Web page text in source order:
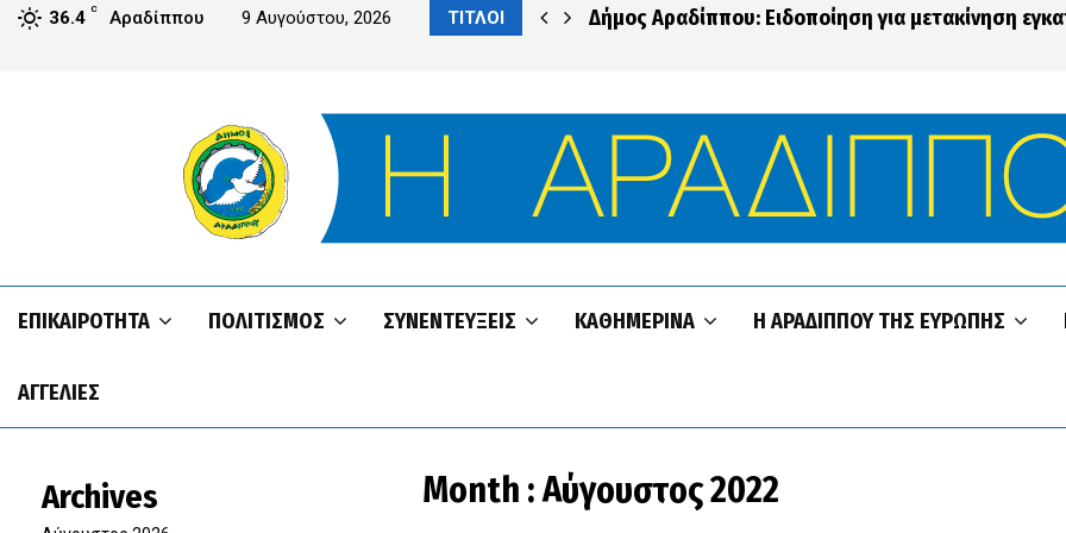
36.4 C Αραδίππου 9 Αυγούστου, 2026 ΤΙΤΛΟΙ
από το IPS του Πανεπιστημίου UCLan Cyprus Δήμος Αραδίππου: Ειδοποίηση για μετακίνηση
ΕΠΙΚΑΙΡΌΤΗΤΑ ΠΟΛΙΤΙΣΜΌΣ ΣΥΝΕΝΤΕΥΞΕΙΣ ΚΑΘΗΜΕΡΙΝΆ Η ΑΡΑΔΊΠΠΟΥ ΤΗΣ ΕΥΡΏΠΗΣ
ΑΓΓΕΛΊΕΣ
Month : Αύγουστος 2022
Archives